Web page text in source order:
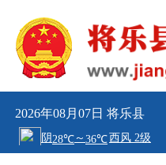
2026年08月07日将乐县